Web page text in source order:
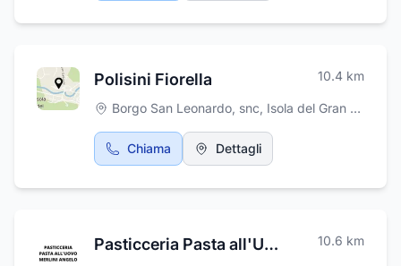
pelle. Il personale, altamente qualificato e
consigli.
Polisini Fiorella 10.4 km
Borgo San Leonardo, snc, Isola del Gran Sasso d'Italia
Chiama Dettagli
Pasticceria Pasta all'Uovo Merlini Angelo 10.6 km